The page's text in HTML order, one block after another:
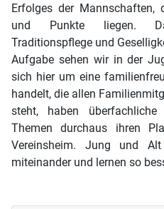
Erfolges der
und Punkte liegen.
Traditionspflege und
Aufgabe sehen wir in der
sich hier um eine
handelt, die allen
steht, haben überfachliche
Themen durchaus ihren
Vereinsheim. Jung und
miteinander und lernen so